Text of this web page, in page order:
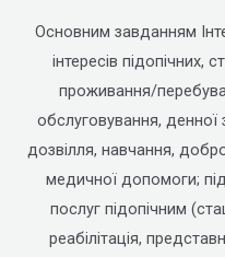
Основним завданням
інтересів
проживання/
обслуговування, денної
дозвілля, навчання,
медичної допомоги;
послуг підопічним
реабілітація,